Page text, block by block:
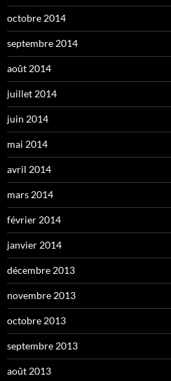
octobre 2014
septembre 2014
août 2014
juillet 2014
juin 2014
mai 2014
avril 2014
mars 2014
février 2014
janvier 2014
décembre 2013
novembre 2013
octobre 2013
septembre 2013
août 2013